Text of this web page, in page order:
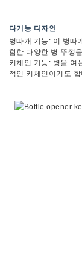
다기능 디자인
병따개 기능: 이 병따
함한 다양한 병 뚜껑
키체인 기능: 병을 여
적인 키체인이기도